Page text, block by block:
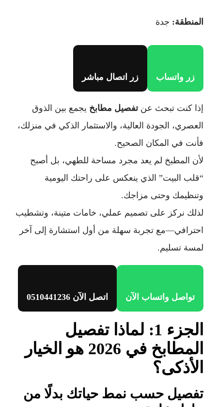
المنطقة: جدة
زر واتساب زر اتصال مباشر
إذا كنت تبحث عنتفصيل مطابخ يجمع بين الذوق
العصري، الجودة العالية، والاستثمار الذكي في منزلك،
فأنت في المكان الصحيح.
لأن المطبخ لم يعد مجرد مساحة للطهي، بل أصبح
“قلب البيت” الذي ينعكس على راحتك اليومية
وتنظيمك وحتى مزاجك.
لذلك نركز على تصميم عملي، خامات متينة، وتشطيب
احترافي—مع تجربة سهلة من أول استشارة إلى آخر
لمسة تسليم.
تواصل واتساب الآن اتصل الآن 0510441236
الجزء 1: لماذا تفصيل
المطابخ في 2026 هو الخيار
الأذكى؟
تفصيل حسب نمط حياتك بدلًا من